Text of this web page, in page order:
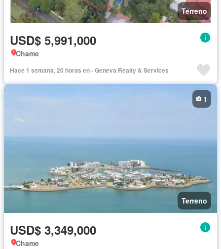
Terreno
USD$ 5,991,000
Chame
Hace 1 semana, 20 horas en - Geneva Realty & Services
Terreno
1
USD$ 3,349,000
Chame